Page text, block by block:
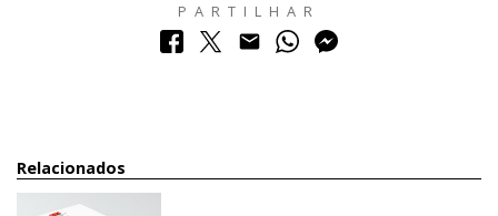
PARTILHAR
Relacionados